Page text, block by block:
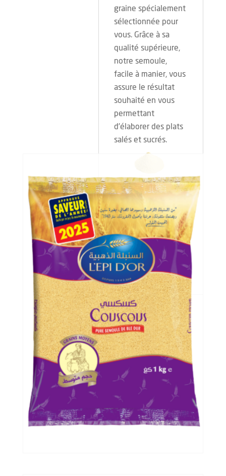
graine spécialement
sélectionnée pour
vous. Grâce à sa
qualité supérieure,
notre semoule,
facile à manier, vous
assure le résultat
souhaité en vous
permettant
d’élaborer des plats
salés et sucrés.
Paquet de 1
kg
Fardeau : 9
kg